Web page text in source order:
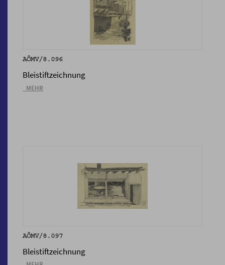
AÖMV/8.096
Bleistiftzeichnung
_MEHR
AÖMV/8.097
Bleistiftzeichnung